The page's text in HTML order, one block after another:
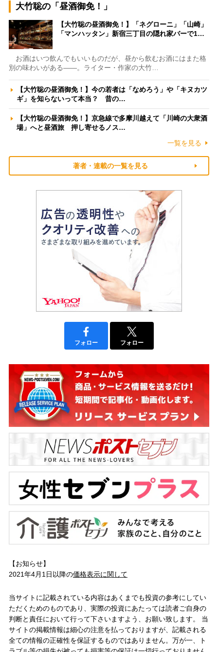
大竹聡の「昼酒御免！」
【大竹聡の昼酒御免！】「ネグローニ」「山崎」
「マンハッタン」新宿三丁目の隠れ家バーで1…
お酒はいつ飲んでもいいものだが、昼から飲むお酒にはまた格
別の味わいがある――。ライター・作家の大竹…
【大竹聡の昼酒御免！】今の若者は「なめろう」や「キヌカツ
ギ」を知らないって本当？ 昔の…
【大竹聡の昼酒御免！】京急線で多摩川越えて「川崎の大衆酒
場」へと昼酒旅 押し寄せるノス…
一覧を見る
著者・連載の一覧を見る
フォロー フォロー
【お知らせ】
2021年4月1日以降の価格表示に関して
当サイトに記載されている内容はあくまでも投資の参考にしてい
ただくためのものであり、実際の投資にあたっては読者ご自身の
判断と責任において行って下さいますよう、お願い致します。 当
サイトの掲載情報は細心の注意を払っておりますが、記載される
全ての情報の正確性を保証するものではありません。万が一、ト